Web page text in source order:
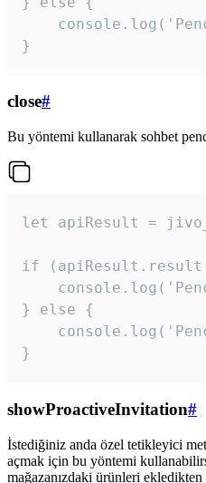
}
close#
Bu yöntemi kullanarak sohbet
let apiResult =
if
} else {
}
showProactiveInvitation#
İstediğiniz anda özel tetikleyici
açmak için bu yöntemi
mağazanızdaki ürünleri